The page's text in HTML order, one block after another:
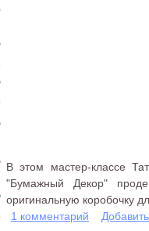
В этом мастер-классе
"Бумажный Декор"
оригинальную коробочку
1 комментарий